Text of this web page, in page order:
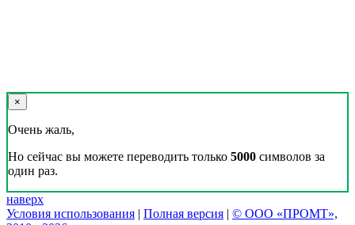
×
Очень жаль,
Но сейчас вы можете переводить только 5000 символов за
один раз.
наверх
Условия использования | Полная версия | © ООО «ПРОМТ»,